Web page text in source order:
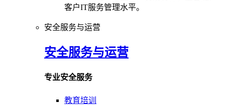
客户IT服务管理水平。
安全服务与运营
安全服务与运营
专业安全服务
教育培训